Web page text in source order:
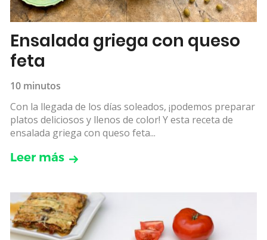
Ensalada griega con queso
feta
10 minutos
Con la llegada de los días soleados, ¡podemos preparar
platos deliciosos y llenos de color! Y esta receta de
ensalada griega con queso feta...
Leer más